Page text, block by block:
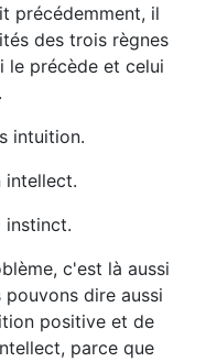
précédemment, il
des trois règnes
le précède et celui
intuition.
intellect.
instinct.
c'est là aussi
dire aussi
positive et de
parce que